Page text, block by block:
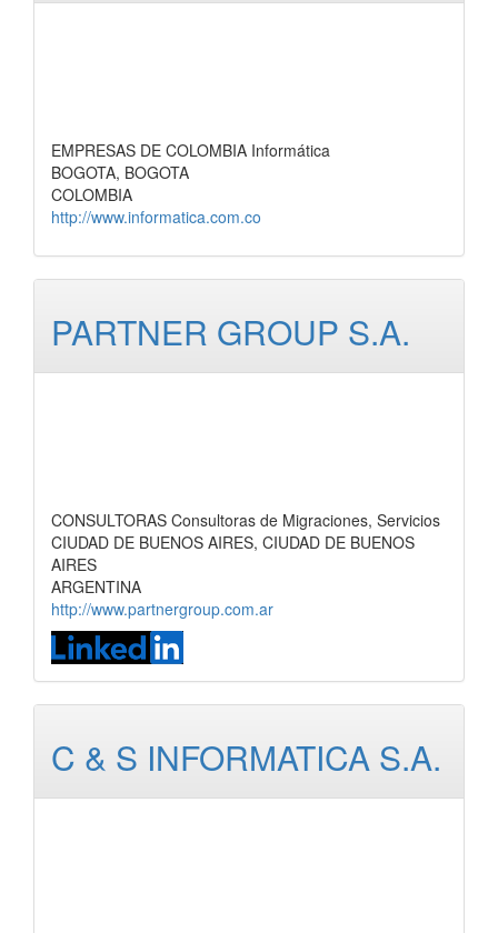
EMPRESAS DE COLOMBIA Informática
BOGOTA, BOGOTA
COLOMBIA
http://www.informatica.com.co
PARTNER GROUP S.A.
CONSULTORAS Consultoras de Migraciones, Servicios
CIUDAD DE BUENOS AIRES, CIUDAD DE BUENOS
AIRES
ARGENTINA
http://www.partnergroup.com.ar
C & S INFORMATICA S.A.